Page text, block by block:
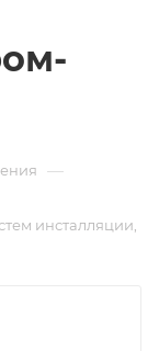
—
инсталляции,